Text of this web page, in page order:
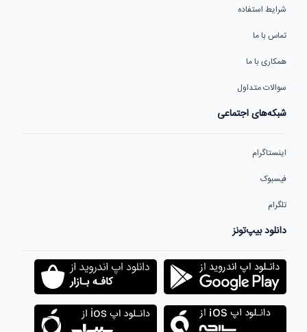
شرایط استفاده
تماس با ما
همکاری با ما
سوالات متداول
شبکه‌های اجتماعی
اینستاگرام
فیسبوک
تلگرام
دانلود بیپ‌تونز